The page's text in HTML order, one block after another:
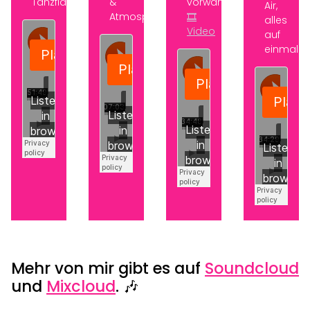
Atmosphäre
🎞️
Video
Air,
alles
auf
einmal.
Mehr von mir gibt es auf Soundcloud
und Mixcloud. 🎶